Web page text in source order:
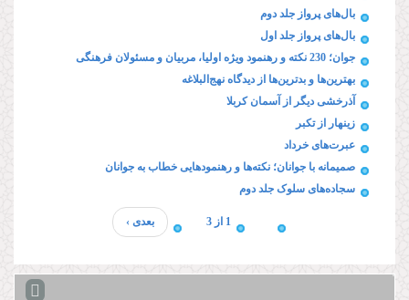
بال‌های پرواز جلد دوم
بال‌های پرواز جلد اول
جوان؛ 230 نکته و رهنمود ویژه‌ اولیا، مربیان و مسئولان فرهنگی
بهترین‌ها و بدترین‌ها از دیدگاه نهج‌البلاغه
آذرخشی‌ دیگر‌ از‌ آسمان‌ کربلا
زینهار از تکبر
عبرت‌های خرداد
صمیمانه با جوانان؛ نکته‌ها و رهنمودهایی خطاب به جوانان
سجاده‌های سلوک جلد دوم
1 از 3 بعدی ›